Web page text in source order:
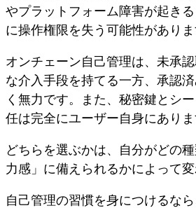
やプラットフォーム障害が起き
に操作権限を失う可能性がありま
オンチェーン自己管理は、未承
な介入手段を持てる一方、承認
く無力です。また、秘密鍵とシ
任は完全にユーザー自身にありま
どちらを選ぶかは、自分がどの
力感」に備えられるかによって変
自己管理の習慣を身につけるなら